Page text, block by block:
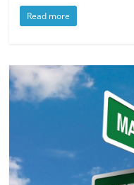
Read more